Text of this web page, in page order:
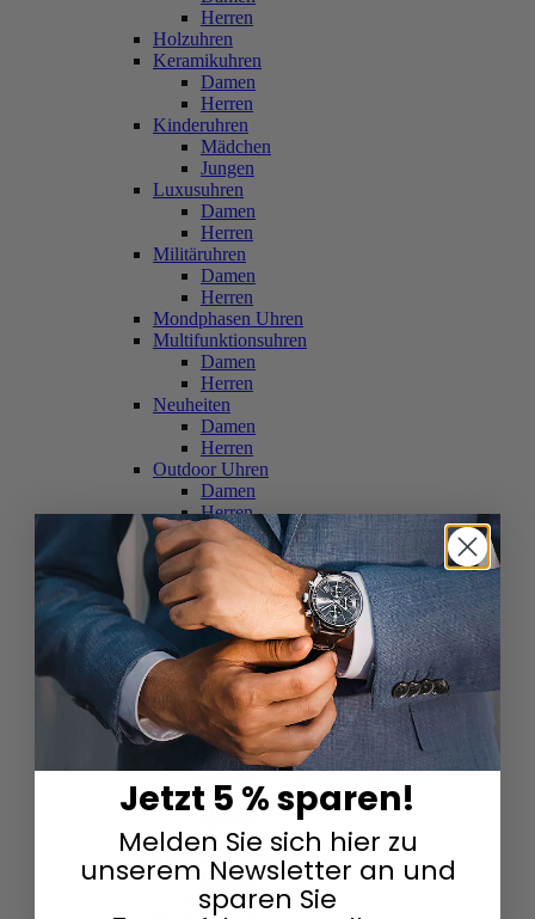
Herren
Holzuhren
Keramikuhren
Damen
Herren
Kinderuhren
Mädchen
Jungen
Luxusuhren
Damen
Herren
Militäruhren
Damen
Herren
Mondphasen Uhren
Multifunktionsuhren
Damen
Herren
Neuheiten
Damen
Herren
Outdoor Uhren
Damen
Herren
Schweizer Uhren
Damen
Herren
Skelettuhren
Damen
Herren
Smartwatches
Damen
Herren
Solaruhren
Herren
Damen
Sportuhren
Damen
Herren
Swarovski & Edelsteine
Damen
Herren
Jetzt 5 % sparen!
Melden Sie sich hier zu
unserem Newsletter an und
sparen Sie